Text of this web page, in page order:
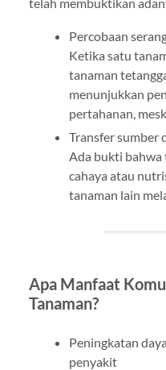
Percobaan
Ketika satu
tanaman
menunjukkan
pertahanan,
Transfer sumber
Ada bukti bahwa
cahaya atau
tanaman lain
Apa Manfaat
Tanaman?
Peningkatan
penyakit